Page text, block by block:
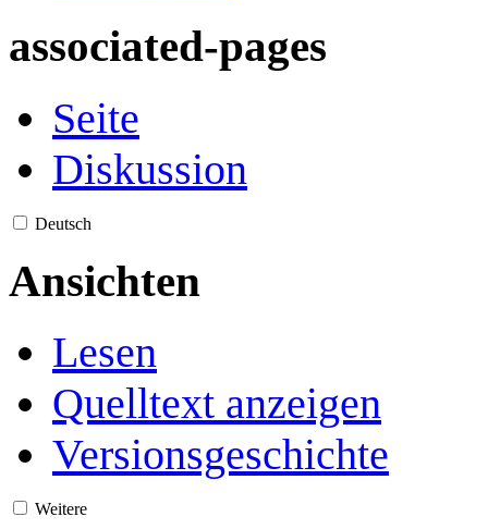
associated-pages
Seite
Diskussion
Deutsch
Ansichten
Lesen
Quelltext anzeigen
Versionsgeschichte
Weitere